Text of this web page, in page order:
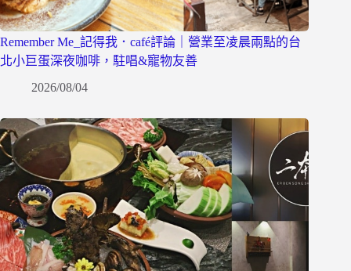
Remember Me_記得我．café評論｜營業至凌晨兩點的台
北小巨蛋深夜咖啡，駐唱&寵物友善
2026/08/04